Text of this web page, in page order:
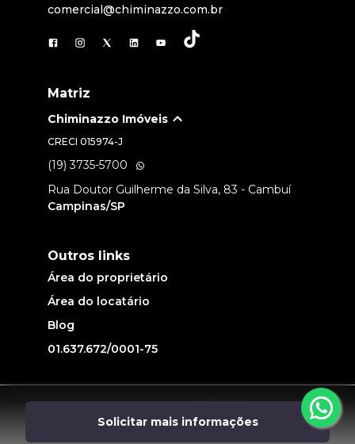
Solicitar mais informações
comercial@chiminazzo.com.br
Matriz
Chiminazzo Imóveis
CRECI 015974-J
(19) 3735-5700
Rua Doutor Guilherme da Silva, 83 - Cambuí
Campinas/SP
Outros links
Área do proprietário
Área do locatário
Blog
01.637.672/0001-75
Desenvolvido por